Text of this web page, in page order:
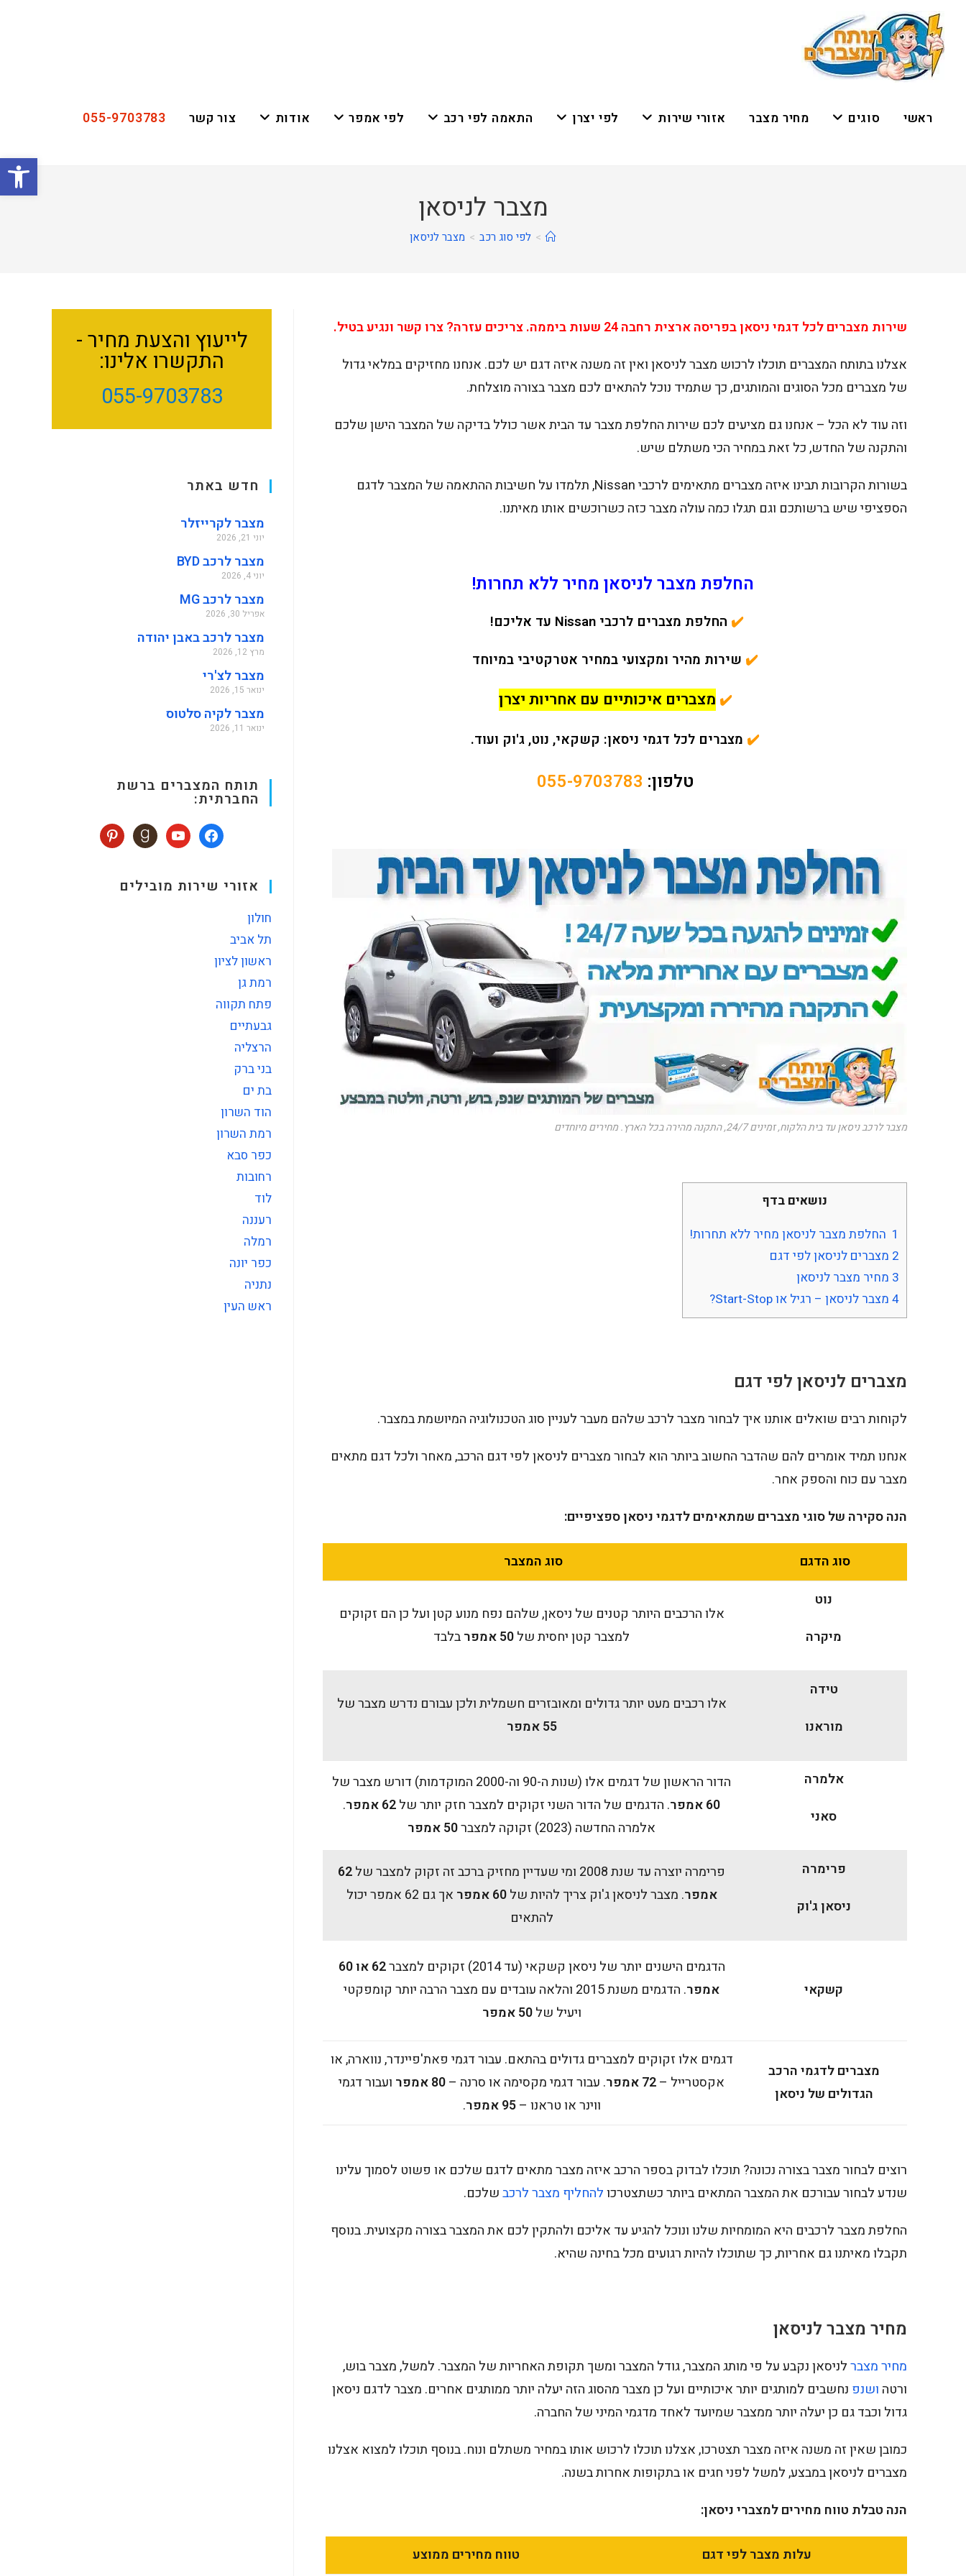
ראשי סוגים מחיר מצבר אזורי שירות לפי יצרן התאמה לפי רכב לפי אמפר אודות צור קשר 055-9703783
מצבר לניסאן
> לפי סוג רכב > מצבר לניסאן
שירות מצברים לכל דגמי ניסאן בפריסה ארצית רחבה 24 שעות ביממה. צריכים עזרה? צרו קשר ונגיע בטיל.
אצלנו בתותח המצברים תוכלו לרכוש מצבר לניסאן ואין זה משנה איזה דגם יש לכם. אנחנו מחזיקים במלאי גדול
של מצברים מכל הסוגים והמותגים, כך שתמיד נוכל להתאים לכם מצבר בצורה מוצלחת.
וזה עוד לא הכל – אנחנו גם מציעים לכם שירות החלפת מצבר עד הבית אשר כולל בדיקה של המצבר הישן שלכם
והתקנה של החדש, כל זאת במחיר הכי משתלם שיש.
בשורות הקרובות תבינו איזה מצברים מתאימים לרכבי Nissan, תלמדו על חשיבות ההתאמה של המצבר לדגם
הספציפי שיש ברשותכם וגם תגלו כמה עולה מצבר כזה כשרוכשים אותו מאיתנו.
החלפת מצבר לניסאן מחיר ללא תחרות!
✔️ החלפת מצברים לרכבי Nissan עד אליכם!
✔️ שירות מהיר ומקצועי במחיר אטרקטיבי במיוחד
✔️ מצברים איכותיים עם אחריות יצרן
✔️ מצברים לכל דגמי ניסאן: קשקאי, נוט, ג'וק ועוד.
טלפון: 055-9703783
מצבר לרכב ניסאן עד בית הלקוח, זמינים 24/7, התקנה מהירה בכל הארץ. מחירים מיוחדים
נושאים בדף
1 החלפת מצבר לניסאן מחיר ללא תחרות!
2 מצברים לניסאן לפי דגם
3 מחיר מצבר לניסאן
4 מצבר לניסאן – רגיל או Start-Stop?
מצברים לניסאן לפי דגם
לקוחות רבים שואלים אותנו איך לבחור מצבר לרכב שלהם מעבר לעניין סוג הטכנולוגיה המיושמת במצבר.
אנחנו תמיד אומרים להם שהדבר החשוב ביותר הוא לבחור מצברים לניסאן לפי דגם הרכב, מאחר ולכל דגם מתאים
מצבר עם כוח והספק אחר.
הנה סקירה של סוגי מצברים שמתאימים לדגמי ניסאן ספציפיים:
סוג הדגם
סוג המצבר
נוט
מיקרה
אלו הרכבים היותר קטנים של ניסאן, שלהם נפח מנוע קטן ועל כן הם זקוקים
למצבר קטן יחסית של50 אמפר בלבד
טידה
מוראנו
אלו רכבים מעט יותר גדולים ומאובזרים חשמלית ולכן עבורם נדרש מצבר של
55 אמפר
אלמרה
סאני
הדור הראשון של דגמים אלו (שנות ה-90 וה-2000 המוקדמות) דורש מצבר של
60 אמפר
. הדגמים של הדור השני זקוקים למצבר חזק יותר של62 אמפר
.
אלמרה החדשה (2023) זקוקה למצבר
50 אמפר
פרימרה
ניסאן ג'וק
פרימרה יוצרה עד שנת 2008 ומי שעדיין מחזיק ברכב זה זקוק למצבר של
62
אמפר. מצבר לניסאן ג'וק צריך להיות של60 אמפר
אך גם 62 אמפר יכול
להתאים
קשקאי
הדגמים הישנים יותר של ניסאן קשקאי (עד 2014) זקוקים למצבר
62 או 60
אמפר
. הדגמים משנת 2015 והלאה עובדים עם מצבר הרבה יותר קומפקטי
ויעיל של50 אמפר
מצברים לדגמי הרכב
הגדולים של ניסאן
דגמים אלו זקוקים למצברים גדולים בהתאם. עבור דגמי פאת'פיינדר, נווארה, או
אקסטרייל –72 אמפר . עבור דגמי מקסימה או סרנה –80 אמפר
ועבור דגמי
ווינר או טראנו –95 אמפר .
רוצים לבחור מצבר בצורה נכונה? תוכלו לבדוק בספר הרכב איזה מצבר מתאים לדגם שלכם או פשוט לסמוך עלינו
שנדע לבחור עבורכם את המצבר המתאים ביותר כשתצטרכולהחליף מצבר לרכבשלכם.
החלפת מצבר לרכבים היא המומחיות שלנו ונוכל להגיע עד אליכם ולהתקין לכם את המצבר בצורה מקצועית. בנוסף
תקבלו מאיתנו גם אחריות, כך שתוכלו להיות רגועים מכל בחינה שהיא.
מחיר מצבר לניסאן
מחיר מצברלניסאן נקבע על פי מותג המצבר, גודל המצבר ומשך תקופת האחריות של המצבר. למשל, מצבר בוש,
ורטה ושנפ נחשבים למותגים יותר איכותיים ועל כן מצבר מהסוג הזה יעלה יותר ממותגים אחרים. מצבר לדגם ניסאן
גדול וכבד גם כן יעלה יותר ממצבר שמיועד לאחד מדגמי המיני של החברה.
כמובן שאין זה משנה איזה מצבר תצטרכו, אצלנו תוכלו לרכוש אותו במחיר משתלם ונוח. בנוסף תוכלו למצוא אצלנו
מצברים לניסאן במבצע, למשל לפני חגים או בתקופות אחרות בשנה.
הנה טבלת טווח מחירים למצברי ניסאן:
עלות מצבר לפי דגם טווח מחירים ממוצע
לייעוץ והצעת מחיר -
התקשרו אלינו:
055-9703783
חדש באתר
מצבר לקרייזלר
יוני 21, 2026
מצבר לרכב BYD
יוני 4, 2026
מצבר לרכב MG
אפריל 30, 2026
מצבר לרכב באבן יהודה
מרץ 12, 2026
מצבר לצ'רי
ינואר 15, 2026
מצבר לקיה סלטוס
ינואר 11, 2026
תותח המצברים ברשת
החברתית:
אזורי שירות מובילים
חולון
תל אביב
ראשון לציון
רמת גן
פתח תקווה
גבעתיים
הרצליה
בני ברק
בת ים
הוד השרון
רמת השרון
כפר סבא
רחובות
לוד
רעננה
רמלה
כפר יונה
נתניה
ראש העין